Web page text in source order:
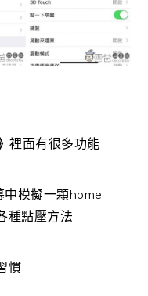
裡面有很多功能
模擬一顆home
種點壓方法
慣